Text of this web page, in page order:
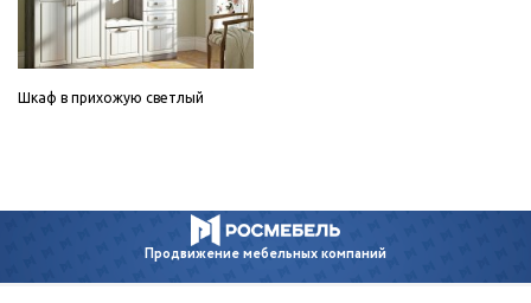
Шкаф в прихожую светлый
Продвижениемебельных компаний